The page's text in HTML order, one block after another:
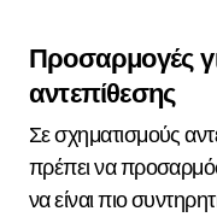
Προσαρμογές
αντεπίθεσης
Σε σχηματισμούς
πρέπει να
να είναι πιο